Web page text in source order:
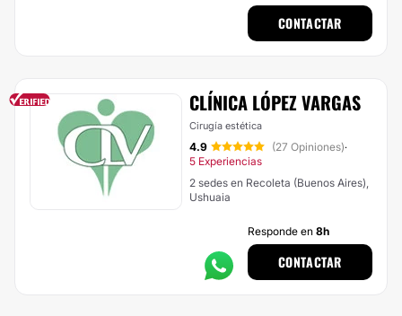
CONTACTAR
CLÍNICA LÓPEZ VARGAS
Cirugía estética
4.9 (27 Opiniones)·
5 Experiencias
2 sedes en Recoleta (Buenos Aires),
Ushuaia
Responde en 8h
CONTACTAR